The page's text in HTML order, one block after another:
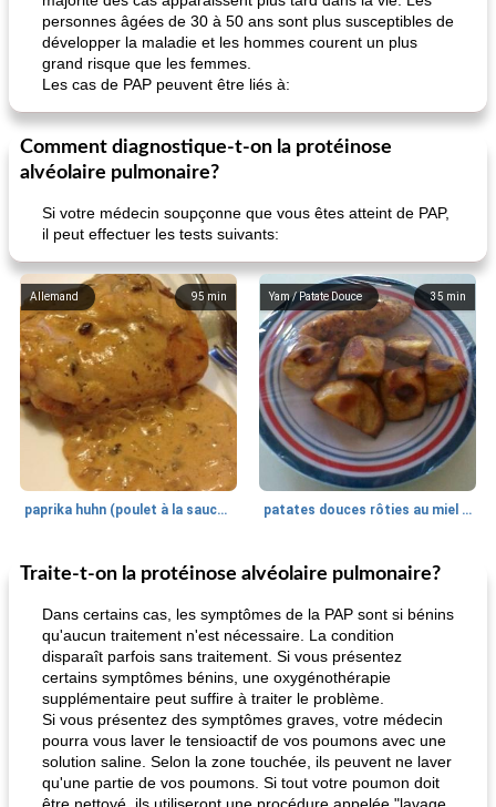
personnes âgées de 30 à 50 ans sont plus susceptibles de
développer la maladie et les hommes courent un plus
grand risque que les femmes.
Les cas de PAP peuvent être liés à:
Comment diagnostique-t-on la protéinose
alvéolaire pulmonaire?
Si votre médecin soupçonne que vous êtes atteint de PAP,
il peut effectuer les tests suivants:
95 min
Allemand
paprika huhn (poulet à la sauce paprika).
35 min
Yam / Patate Douce
patates douces rôties au miel / kumara
25min
Petit déjeuner et brunch
quinoa petit déjeuner méditerranéen
45
Viande et volaille
Traite-t-on la protéinose alvéolaire pulmonaire?
Dans certains cas, les symptômes de la PAP sont si bénins
qu'aucun traitement n'est nécessaire. La condition
disparaît parfois sans traitement. Si vous présentez
certains symptômes bénins, une oxygénothérapie
supplémentaire peut suffire à traiter le problème.
Si vous présentez des symptômes graves, votre médecin
pourra vous laver le tensioactif de vos poumons avec une
solution saline. Selon la zone touchée, ils peuvent ne laver
qu'une partie de vos poumons. Si tout votre poumon doit